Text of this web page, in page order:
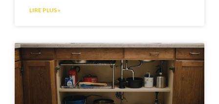
LIRE PLUS »